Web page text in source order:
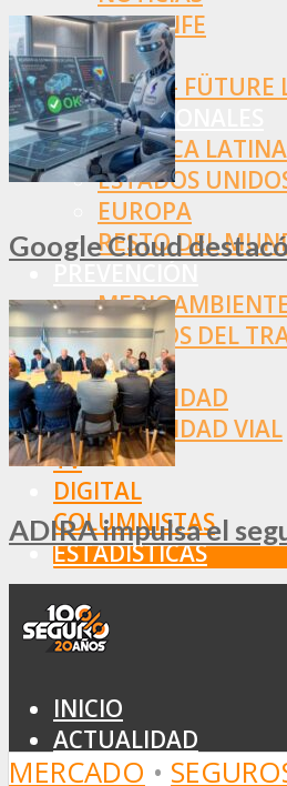
LA CONFE
ITC
INESE – FÜTURE
INTERNACIONALES
AMÉRICA LATINA
ESTADOS
EUROPA
RESTO DEL
RIESGOS DEL
SALUD
SEGURIDAD
SEGURIDAD VIAL
TV
DIGITAL
COLUMNISTAS
ESTADÍSTICAS
Google Cloud
ADIRA impulsa el
INICIO
ACTUALIDAD
MERCADO
MERCADO •